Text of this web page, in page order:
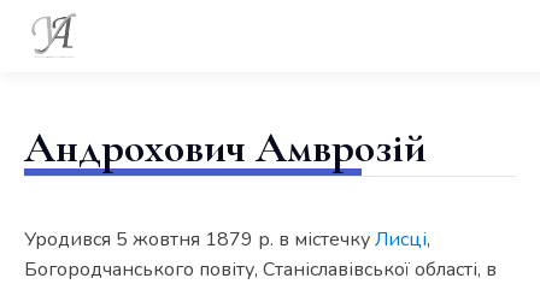
Андрохович Амврозій
Уродився 5 жовтня 1879 р. в містечкуЛисці,
Богородчанського повіту, Станіславівської області, в